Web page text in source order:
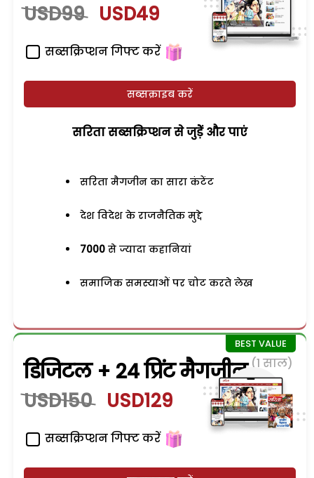
USD99 USD49
सब्सक्रिप्शन गिफ्ट करें
सब्सक्राइब करें
सरिता सब्सक्रिप्शन से जुड़ेें और पाएं
सरिता मैगजीन का सारा कंटेंट
देश विदेश के राजनैतिक मुद्दे
7000 से ज्यादा कहानियां
समाजिक समस्याओं पर चोट करते लेख
डिजिटल + 24 प्रिंट मैगजीन (1 साल)
USD150 USD129
सब्सक्रिप्शन गिफ्ट करें